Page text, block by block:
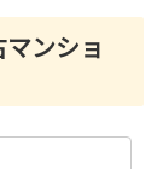
ンショ